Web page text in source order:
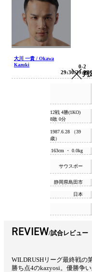
大川 一貴 / Okawa
Kazuki
判
0-2
29:30/29:29/
12戦 4勝(1KO)
8敗 0分
1987.6.28 （39
歳）
163cm ・ 0.0kg
サウスポー
静岡県島田市
日本
REVIEW 試合レビュー
WILDRUSHリーグ最終戦の
勝ち点4のkazyosi。優勝争